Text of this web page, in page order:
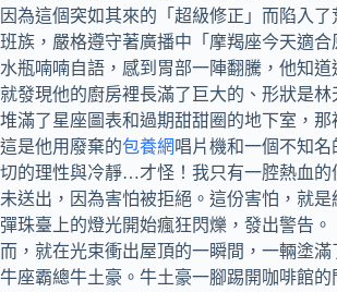
因為這個突如其來的「超級修正」而陷入
班族，嚴格遵守著廣播中「摩羯座今天適
水瓶喃喃自語，感到胃部一陣翻騰，他知
就發現他的廚房裡長滿了巨大的、形狀是
堆滿了星座圖表和過期甜甜圈的地下室，
這是他用廢棄的包養網唱片機和一個不知
切的理性與冷靜…才怪！我只有一腔熱血的
未送出，因為害怕被拒絕。這份害怕，就
彈珠臺上的燈光開始瘋狂閃爍，發出警告
而，就在光束衝出屋頂的一瞬間，一輛塗
牛座霸總牛土豪。牛土豪一腳踢開咖啡館